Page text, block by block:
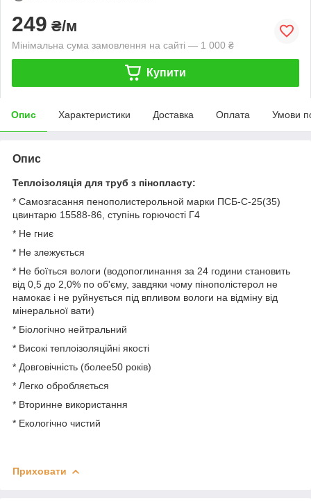
249 ₴/м
Мінімальна сума замовлення на сайті — 1 000 ₴
Купити
Опис Характеристики Доставка Оплата Умови
Опис
Теплоізоляція для труб з пінопласту:
* Самозгасання пенополистерольной марки ПСБ-С-25(35)
цвинтарю 15588-86, ступінь горючості Г4
* Не гниє
* Не злежується
* Не боїться вологи (водопоглинання за 24 години становить
від 0,5 до 2,0% по об'єму, завдяки чому пінополістерол не
намокає і не руйнується під впливом вологи на відміну від
мінеральної вати)
* Біологічно нейтральний
* Високі теплоізоляційні якості
* Довговічність (более50 років)
* Легко обробляється
* Вторинне використання
* Екологічно чистий
Приховати